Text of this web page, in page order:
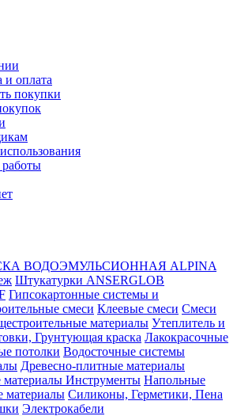
и оплата
покупки
ВОДОЭМУЛЬСИОННАЯ ALPINA
Штукатурки ANSERGLOB
Гипсокартонные системы и
смеси Клеевые смеси Смеси
материалы Утеплитель и
Грунтующая краска Лакокрасочные
потолки Водосточные системы
Древесно-плитные материалы
материалы Инструменты Напольные
материалы Силиконы, Герметики, Пена
Электрокабели